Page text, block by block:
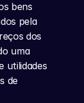
bens
pela
dos
uma
utilidades
de